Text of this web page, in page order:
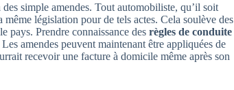
des simple amendes. Tout automobiliste, qu’il soit
législation pour de tels actes. Cela soulève des
pays. Prendre connaissance des règles de conduite
amendes peuvent maintenant être appliquées de
recevoir une facture à domicile même après son